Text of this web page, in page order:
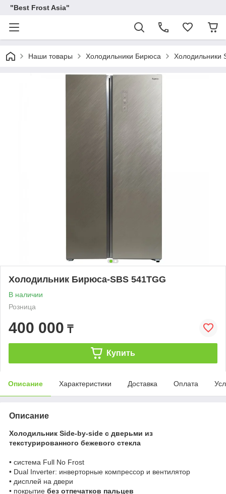
"Best Frost Asia"
Наши товары Холодильники Бирюса Холодильники
Холодильник Бирюса-SBS 541TGG
В наличии
Розница
400 000 ₸
Купить
Описание Характеристики Доставка Оплата
Описание
Холодильник Side-by-side с дверьми из
текстурированного бежевого стекла
• система Full No Frost
• Dual Inverter: инверторные компрессор и вентилятор
• дисплей на двери
• покрытие без отпечатков пальцев